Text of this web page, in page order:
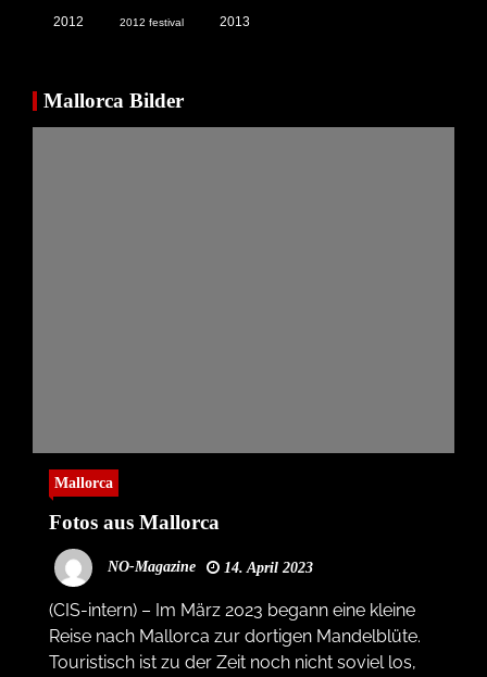
2012 2012 festival 2013
Mallorca Bilder
Mallorca
Fotos aus Mallorca
NO-Magazine 14. April 2023
(CIS-intern) – Im März 2023 begann eine kleine
Reise nach Mallorca zur dortigen Mandelblüte.
Touristisch ist zu der Zeit noch nicht soviel los,